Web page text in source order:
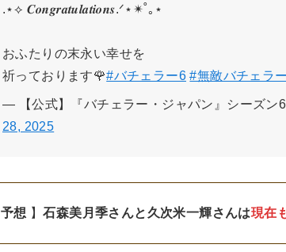
.⋆⟡ 𝑪𝒐𝒏𝒈𝒓𝒂𝒕𝒖𝒍𝒂𝒕𝒊𝒐𝒏𝒔.ᐟ⋆✴˚｡⋆
おふたりの末永い幸せを
祈っております🌹#バチェラー6 #無敵バチェラー
— 【公式】『バチェラー・ジャパン』シーズ
28, 2025
予想 】石森美月季さんと久次米一輝さんは現在